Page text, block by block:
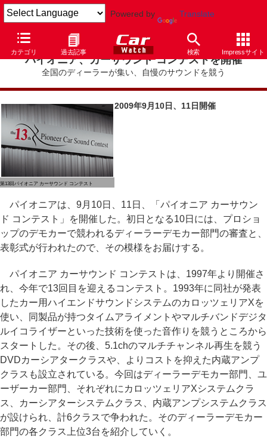
Powered by Translate
カテゴリ 過去記事 検索 Impressサイト
パイオニア、カーサウンド コンテストを開催
全国のディーラーが集い、自慢のサウンドを競う
第13回パイオニア カーサウンド コンテスト
2009年9月10日、11日開催
パイオニアは、9月10日、11日、「パイオニア カーサウン
ド コンテスト」を開催した。初日となる10日には、プロショ
ップのデモカーで競われるディーラーデモカー部門の審査と、
表彰式が行われたので、その模様をお届けする。
パイオニア カーサウンド コンテストは、1997年より開催さ
れ、今年で13回目を迎えるコンテスト。1993年に同社が発表
したカー用ハイエンドサウンドシステムのカロッツェリアXを
使い、同製品が持つタイムアライメントやマルチバンドデジタ
ルイコライザーといった技術を使った音作りを競うところから
スタートした。その後、5.1chのマルチチャンネル再生を競う
DVDカーシアタークラスや、よりコストを抑えた内蔵アンプ
クラスも設立されている。今回はディーラーデモカー部門、ユ
ーザーカー部門、それぞれにカロッツェリアXシステムクラ
ス、カーシアターシステムクラス、内蔵アンプシステムクラス
が設けられ、計6クラスで争われた。そのディーラーデモカー
部門の各クラス上位3台を紹介していく。